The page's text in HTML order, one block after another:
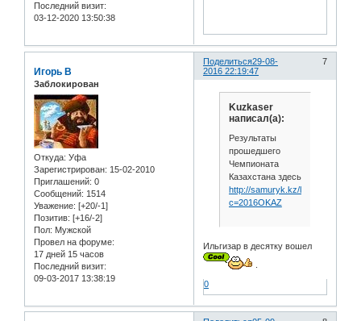
Последний визит:
03-12-2020 13:50:38
Поделиться 7
29-08-
2016 22:19:47
Игорь В
Заблокирован
Откуда: Уфа
Зарегистрирован: 15-02-2010
Приглашений: 0
Сообщений: 1514
Уважение: [+20/-1]
Позитив: [+16/-2]
Пол: Мужской
Провел на форуме:
17 дней 15 часов
Последний визит:
09-03-2017 13:38:19
Kuzkaser
написал(а):
Результаты
прошедшего
Чемпионата
Казахстана здесь
http://samuryk.kz/list.php?
c=2016OKAZ
Ильгизар в десятку вошел
0